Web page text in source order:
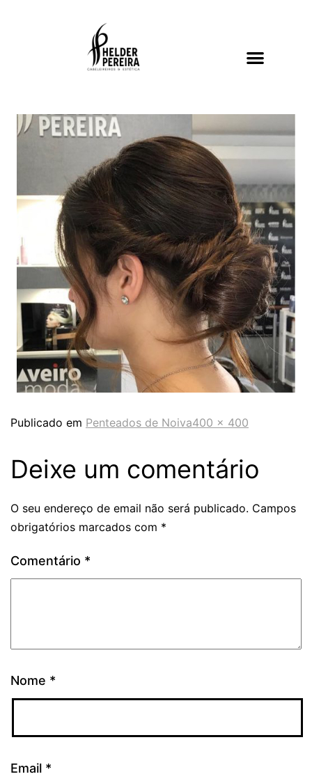
Publicado em Penteados de Noiva400 × 400
Deixe um comentário
O seu endereço de email não será publicado. Campos
obrigatórios marcados com *
Comentário *
Nome *
Email *